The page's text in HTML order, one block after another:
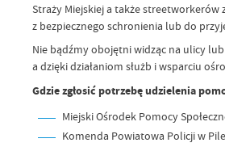
Straży Miejskiej a także
z bezpiecznego schronienia lub do
Nie bądźmy obojętni widząc na ulicy
a dzięki działaniom służb i wsparciu
Gdzie zgłosić potrzebę udzielenia
Miejski Ośrodek Pomocy
Komenda Powiatowa Policji w